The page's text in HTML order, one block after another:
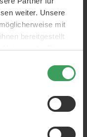
weiter. Unsere
mit
bereitgestellt
der Dienste